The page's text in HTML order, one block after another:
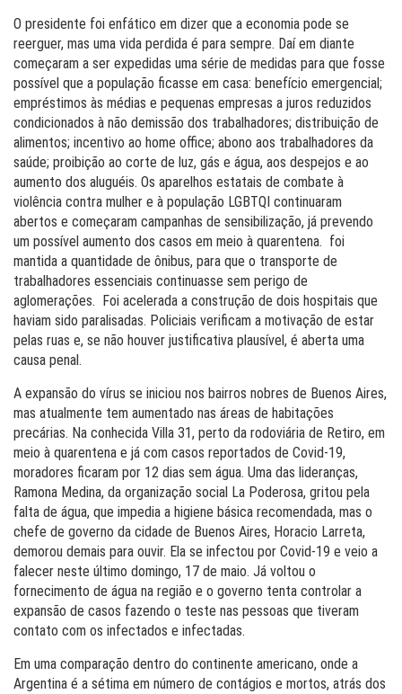
O presidente foi enfático em dizer que a economia pode se
reerguer, mas uma vida perdida é para sempre. Daí em diante
começaram a ser expedidas uma série de medidas para que fosse
possível que a população ficasse em casa: benefício emergencial;
empréstimos às médias e pequenas empresas a juros reduzidos
condicionados à não demissão dos trabalhadores; distribuição de
alimentos; incentivo ao home office; abono aos trabalhadores da
saúde; proibição ao corte de luz, gás e água, aos despejos e ao
aumento dos aluguéis. Os aparelhos estatais de combate à
violência contra mulher e à população LGBTQI continuaram
abertos e começaram campanhas de sensibilização, já prevendo
um possível aumento dos casos em meio à quarentena. foi
mantida a quantidade de ônibus, para que o transporte de
trabalhadores essenciais continuasse sem perigo de
aglomerações. Foi acelerada a construção de dois hospitais que
haviam sido paralisadas. Policiais verificam a motivação de estar
pelas ruas e, se não houver justificativa plausível, é aberta uma
causa penal.
A expansão do vírus se iniciou nos bairros nobres de Buenos Aires,
mas atualmente tem aumentado nas áreas de habitações
precárias. Na conhecida Villa 31, perto da rodoviária de Retiro, em
meio à quarentena e já com casos reportados de Covid-19,
moradores ficaram por 12 dias sem água. Uma das lideranças,
Ramona Medina, da organização social La Poderosa, gritou pela
falta de água, que impedia a higiene básica recomendada, mas o
chefe de governo da cidade de Buenos Aires, Horacio Larreta,
demorou demais para ouvir. Ela se infectou por Covid-19 e veio a
falecer neste último domingo, 17 de maio. Já voltou o
fornecimento de água na região e o governo tenta controlar a
expansão de casos fazendo o teste nas pessoas que tiveram
contato com os infectados e infectadas.
Em uma comparação dentro do continente americano, onde a
Argentina é a sétima em número de contágios e mortos, atrás dos